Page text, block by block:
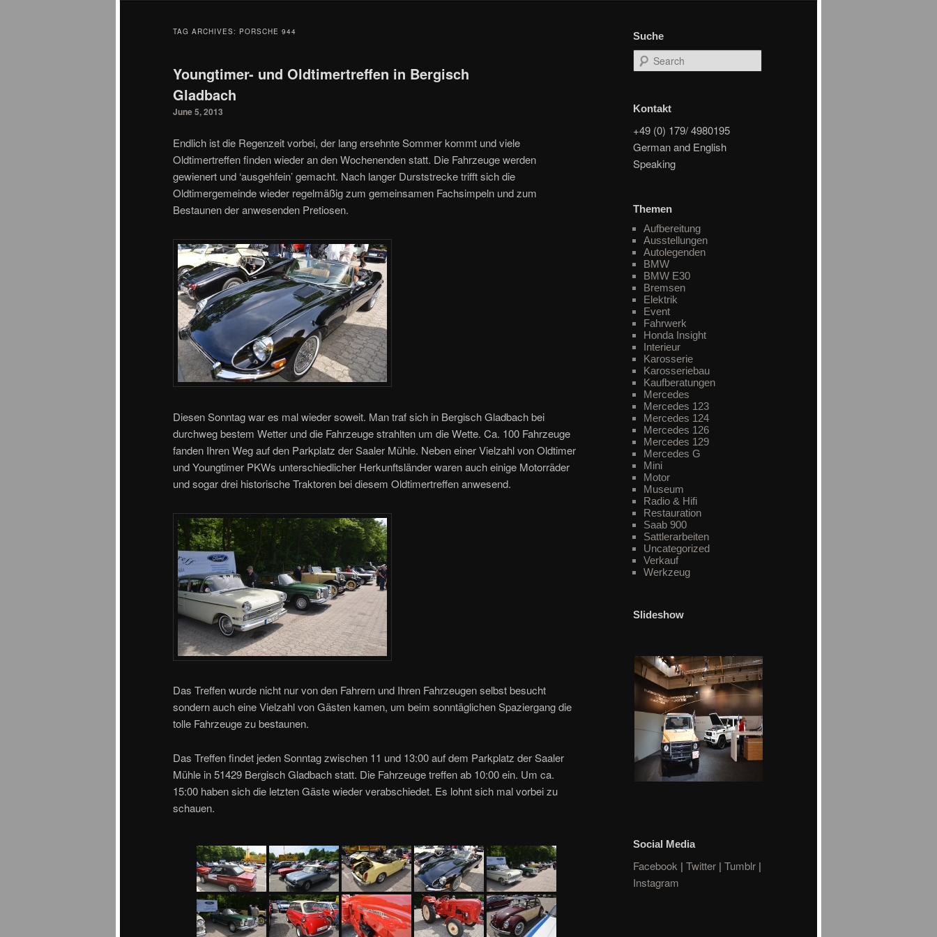
TAG ARCHIVES: PORSCHE 944
Youngtimer- und Oldtimertreffen in Bergisch
Gladbach
June 5, 2013
Endlich ist die Regenzeit vorbei, der lang ersehnte Sommer kommt und viele
Oldtimertreffen finden wieder an den Wochenenden statt. Die Fahrzeuge werden
gewienert und ‘ausgehfein’ gemacht. Nach langer Durststrecke trifft sich die
Oldtimergemeinde wieder regelmäßig zum gemeinsamen Fachsimpeln und zum
Bestaunen der anwesenden Pretiosen.
Diesen Sonntag war es mal wieder soweit. Man traf sich in Bergisch Gladbach bei
durchweg bestem Wetter und die Fahrzeuge strahlten um die Wette. Ca. 100 Fahrzeuge
fanden Ihren Weg auf den Parkplatz der Saaler Mühle. Neben einer Vielzahl von Oldtimer
und Youngtimer PKWs unterschiedlicher Herkunftsländer waren auch einige Motorräder
und sogar drei historische Traktoren bei diesem Oldtimertreffen anwesend.
Das Treffen wurde nicht nur von den Fahrern und Ihren Fahrzeugen selbst besucht
sondern auch eine Vielzahl von Gästen kamen, um beim sonntäglichen Spaziergang die
tolle Fahrzeuge zu bestaunen.
Das Treffen findet jeden Sonntag zwischen 11 und 13:00 auf dem Parkplatz der Saaler
Mühle in 51429 Bergisch Gladbach statt. Die Fahrzeuge treffen ab 10:00 ein. Um ca.
15:00 haben sich die letzten Gäste wieder verabschiedet. Es lohnt sich mal vorbei zu
schauen.
Suche
Search
Kontakt
+49 (0) 179/ 4980195
German and English
Speaking
Themen
Aufbereitung
Ausstellungen
Autolegenden
BMW
BMW E30
Bremsen
Elektrik
Event
Fahrwerk
Honda Insight
Interieur
Karosserie
Karosseriebau
Kaufberatungen
Mercedes
Mercedes 123
Mercedes 124
Mercedes 126
Mercedes 129
Mercedes G
Mini
Motor
Museum
Radio & Hifi
Restauration
Saab 900
Sattlerarbeiten
Uncategorized
Verkauf
Werkzeug
Slideshow
Social Media
Facebook | Twitter | Tumblr |
Instagram